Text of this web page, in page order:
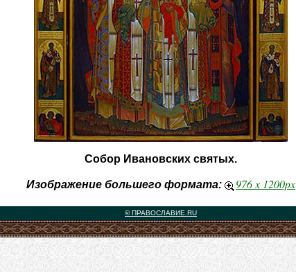
Собор Ивановских святых.
Изображение большего формата: 976 x 1200px
© ПРАВОСЛАВИЕ.RU